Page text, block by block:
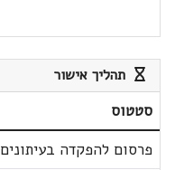
תהליך אישור
סטטוס
פרסום להפקדה בעיתונים